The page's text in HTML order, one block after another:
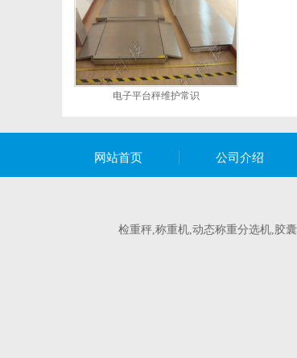
电子平台秤维护常识
网站首页 公司介绍
检重秤,称重机,动态称重分选机,胶